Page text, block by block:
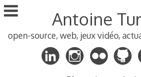
Aller
au
principal
Antoine
open-source, web, jeux vidéo,